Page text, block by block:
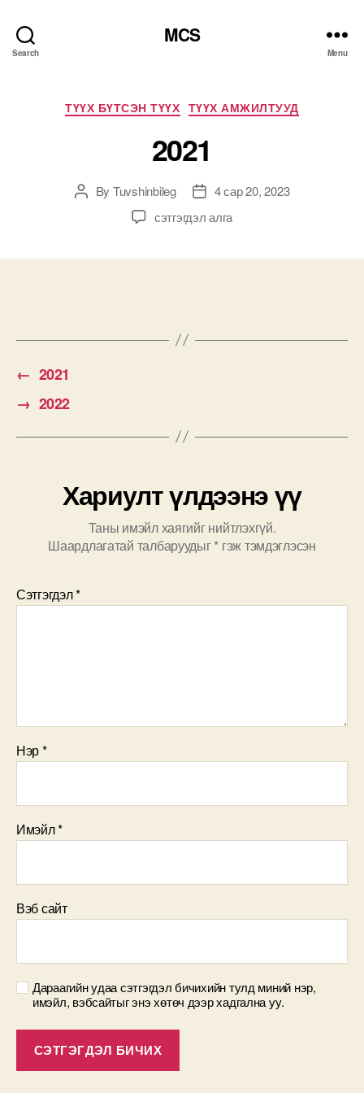
Search
MCS
Menu
Categories
ТҮҮХ БҮТСЭН ТҮҮХ ТҮҮХ АМЖИЛТУУД
2021
PostBy Tuvshinbileg
Post4 сар 20, 2023
2021
сэтгэгдэл алга
← 2021
→ 2022
Хариулт үлдээнэ үү
Таны имэйл хаягийг нийтлэхгүй.
Шаардлагатай талбаруудыг* гэж тэмдэглэсэн
Сэтгэгдэл*
Нэр*
Имэйл*
Вэб сайт
Дараагийн удаа сэтгэгдэл бичихийн тулд миний нэр,
имэйл, вэбсайтыг энэ хөтөч дээр хадгална уу.